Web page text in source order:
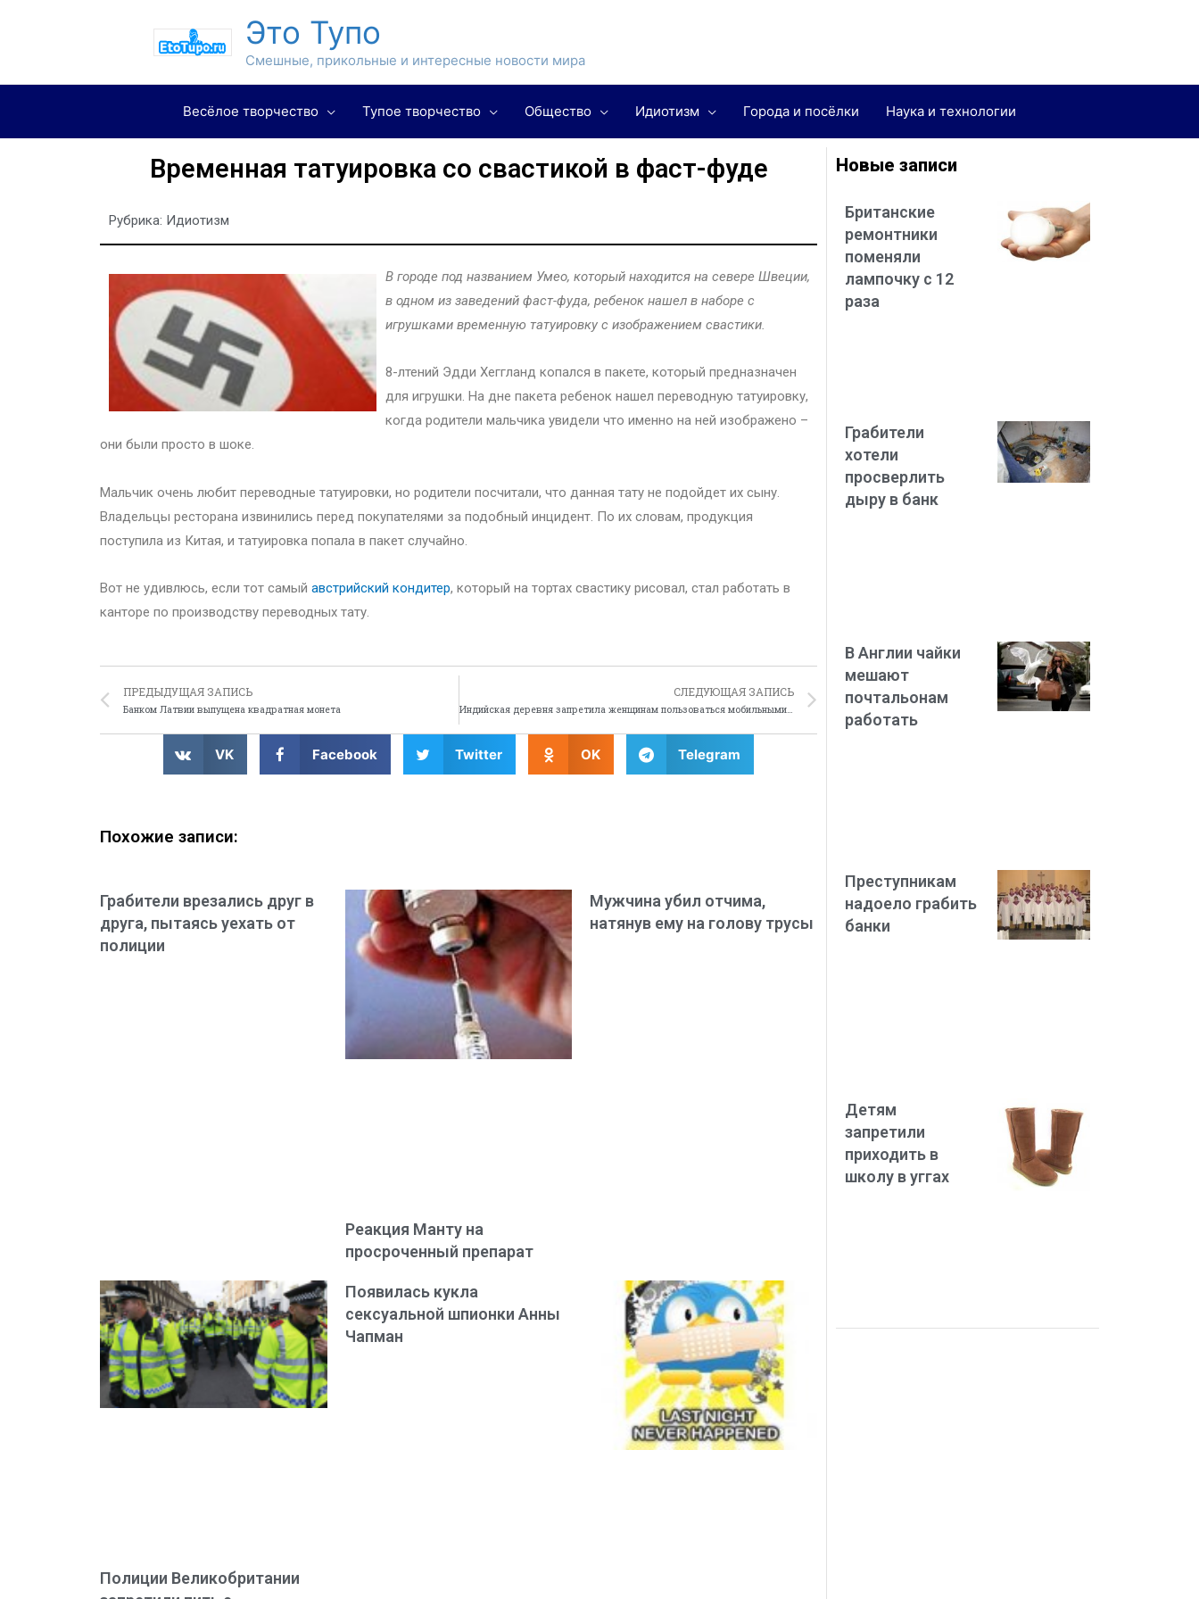
Это Тупо
Смешные, прикольные и интересные новости мира
Весёлое творчество Тупое творчество Общество Идиотизм Города и посёлки Наука и технологии
Временная татуировка со свастикой в фаст-фуде
Рубрика: Идиотизм
В городе под названием Умео, который находится на севере Швеции,
в одном из заведений фаст-фуда, ребенок нашел в наборе с
игрушками временную татуировку с изображением свастики.
8-лтений Эдди Хеггланд копался в пакете, который предназначен
для игрушки. На дне пакета ребенок нашел переводную татуировку,
когда родители мальчика увидели что именно на ней изображено –
они были просто в шоке.
Мальчик очень любит переводные татуировки, но родители посчитали, что данная тату не подойдет их сыну.
Владельцы ресторана извинились перед покупателями за подобный инцидент. По их словам, продукция
поступила из Китая, и татуировка попала в пакет случайно.
Вот не удивлюсь, если тот самый австрийский кондитер, который на тортах свастику рисовал, стал работать в
канторе по производству переводных тату.
ПРЕДЫДУЩАЯ ЗАПИСЬ
Банком Латвии выпущена квадратная монета
СЛЕДУЮЩАЯ ЗАПИСЬ
Индийская деревня запретила женщинам пользоваться мобильными телефонами
VK Facebook Twitter OK Telegram
Похожие записи:
Грабители врезались друг в
друга, пытаясь уехать от
полиции
Реакция Манту на
просроченный препарат
Мужчина убил отчима,
натянув ему на голову трусы
Полиции Великобритании
Появилась кукла
сексуальной шпионки Анны
Чапман
Новые записи
Британские
ремонтники
поменяли
лампочку с 12
раза
Грабители
хотели
просверлить
дыру в банк
В Англии чайки
мешают
почтальонам
работать
Преступникам
надоело грабить
банки
Детям
запретили
приходить в
школу в уггах